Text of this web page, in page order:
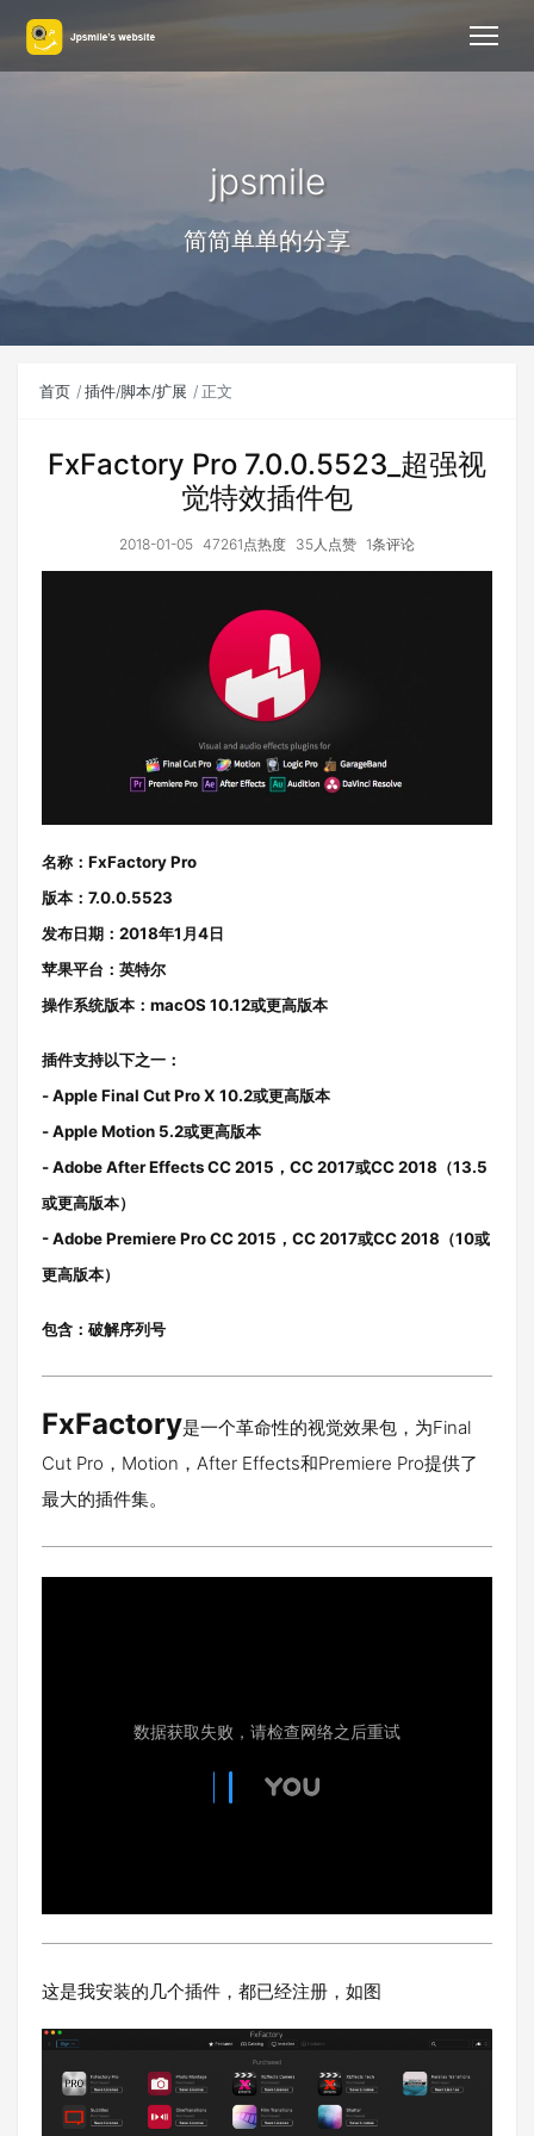
jpsmile
简简单单的分享
首页 插件/脚本/扩展 正文
FxFactory Pro 7.0.0.5523_超强视
觉特效插件包
2018-01-05 47261点热度 35人点赞 1条评论
名称：FxFactory Pro
版本：7.0.0.5523
发布日期：2018年1月4日
苹果平台：英特尔
操作系统版本：macOS 10.12或更高版本
插件支持以下之一：
- Apple Final Cut Pro X 10.2或更高版本
- Apple Motion 5.2或更高版本
- Adobe After Effects CC 2015，CC 2017或CC 2018（13.5
或更高版本）
- Adobe Premiere Pro CC 2015，CC 2017或CC 2018（10或
更高版本）
包含：破解序列号
FxFactory是一个革命性的视觉效果包，为Final
Cut Pro，Motion，After Effects和Premiere Pro提供了
最大的插件集。
这是我安装的几个插件，都已经注册，如图